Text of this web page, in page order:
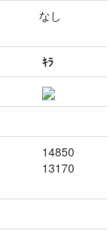
なし
ｷﾗ
14850
13170